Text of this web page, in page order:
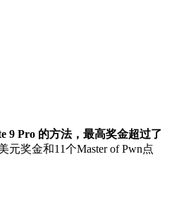
9 Pro 的方法，最高奖金超过了
奖金和11个Master of Pwn点